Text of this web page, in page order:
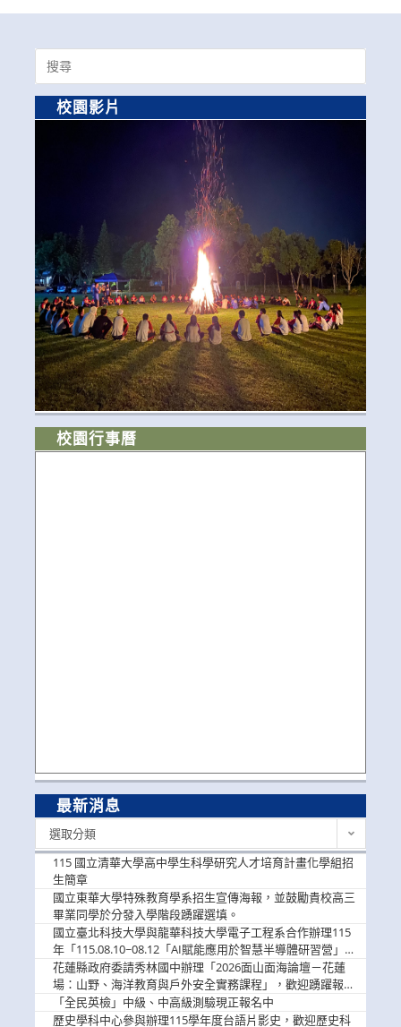
Search
for:
校園影片
校園行事曆
最新消息
選取分類
115 國立清華大學高中學生科學研究人才培育計畫化學組招
生簡章
國立東華大學特殊教育學系招生宣傳海報，並鼓勵貴校高三
畢業同學於分發入學階段踴躍選填。
國立臺北科技大學與龍華科技大學電子工程系合作辦理115
年「115.08.10~08.12「AI賦能應用於智慧半導體研習營」，
歡迎學生踴躍報名參加
花蓮縣政府委請秀林國中辦理「2026面山面海論壇－花蓮
場：山野、海洋教育與戶外安全實務課程」，歡迎踴躍報名
參加
「全民英檢」中級、中高級測驗現正報名中
歷史學科中心參與辦理115學年度台語片影史，歡迎歷史科